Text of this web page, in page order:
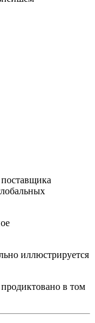
иллюстрируется
в том